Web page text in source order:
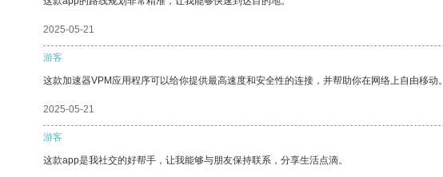
2025-05-21
游客
这款加速器VPM应用程序可以给你提供最高速度和安全性的连接，并帮助你在网络上自由移动。
2025-05-21
游客
这款app是我社交的好帮手，让我能够与朋友保持联系，分享生活点滴。